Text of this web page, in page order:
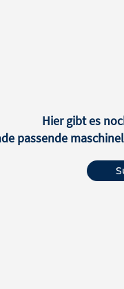
sie
Hier gibt es
passende